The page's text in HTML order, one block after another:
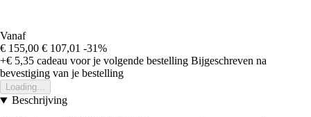
Vanaf
€ 155,00 € 107,01 -31%
+€ 5,35 cadeau voor je volgende bestelling Bijgeschreven na
bevestiging van je bestelling
Loading...
Beschrijving